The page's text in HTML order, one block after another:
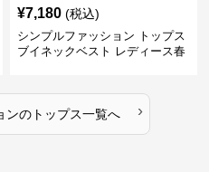
¥7,180 (税込)
シンプルファッション トップス
ブイネックベスト レディース春
ンのトップス一覧へ ›